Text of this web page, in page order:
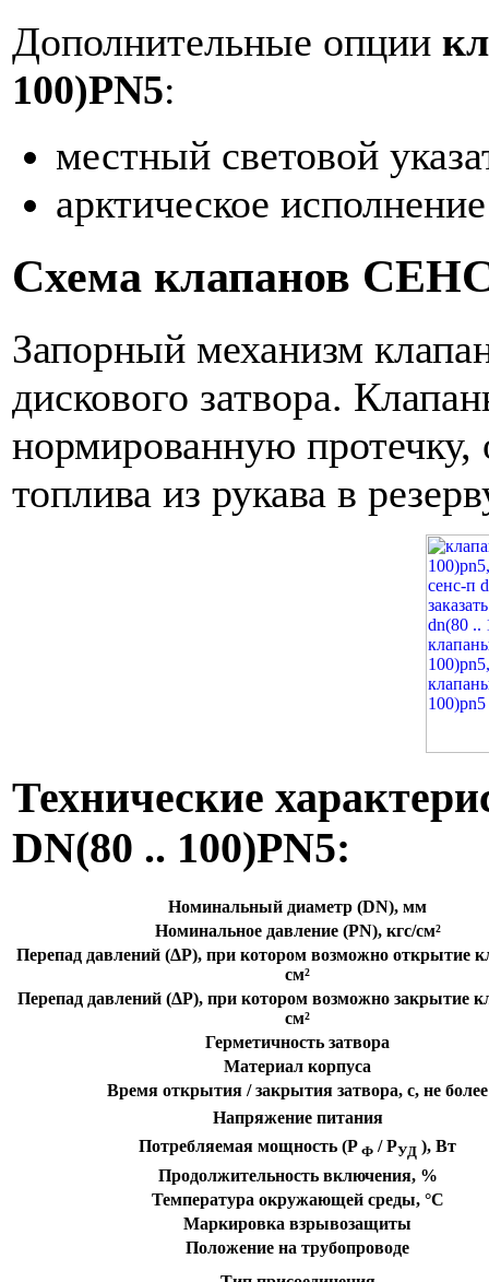
Дополнительные опции
100)PN5:
местный световой
арктическое
Схема клапанов
Запорный механизм
дискового затвора.
нормированную
топлива из рукава в
Технические
DN(80 .. 100)PN5:
Номинальный диаметр (DN), мм
Номинальное давление (PN), кгс/см²
Перепад давлений (ΔP), при котором возможно открытие
см²
Перепад давлений (ΔP), при котором возможно закрытие
см²
Герметичность затвора
Материал корпуса
Время открытия / закрытия затвора, с, не более
Напряжение питания
Потребляемая мощность (PФ / PУД ), Вт
Продолжительность включения, %
Температура окружающей среды, °C
Маркировка взрывозащиты
Положение на трубопроводе